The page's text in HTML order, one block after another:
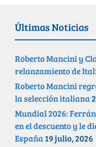
Últimas Noticias
Roberto Mancini y
relanzamiento de
Roberto Mancini
la selección italiana
Mundial 2026:
en el descuento y le
España19 julio, 2026